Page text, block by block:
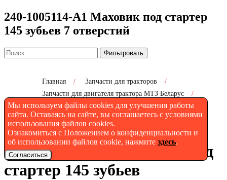
Мы используем файлы cookies для улучшения работы
сайта. Оставаясь на сайте, вы соглашаетесь с условиями
использования файлов cookies.
Ознакомиться с Положением о конфиденциальности и
об использовании файлов cookie, нажмите здесь.
Согласиться
240-1005114-А1 Маховик под стартер
145 зубьев 7 отверстий
Фильтровать
Главная / Запчасти для тракторов
/
Запчасти для двигателя трактора МТЗ Беларус
/
240-1005114-А1 Маховик под стартер 145 зубьев 7
отверстий
240-1005114-А1 Маховик под
стартер 145 зубьев